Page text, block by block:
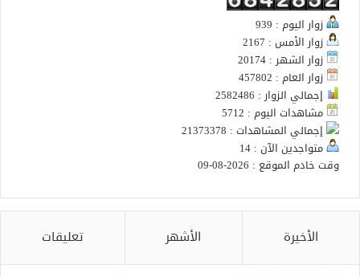
زوار اليوم : 939
زوار الأمس : 2167
زوار الشهر : 20174
زوار العام : 457802
إجمالي الزوار : 2582486
مشاهدات اليوم : 5712
إجمالي المشاهدات : 21373378
متواجدين الآن : 14
وقت خادم الموقع : 2026-08-09
الأخيرة الأشهر تعليقات